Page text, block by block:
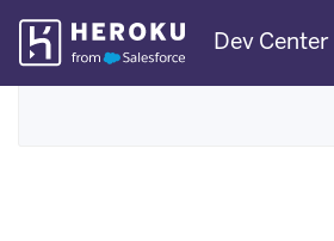
Skip
Navigation
Dev Center